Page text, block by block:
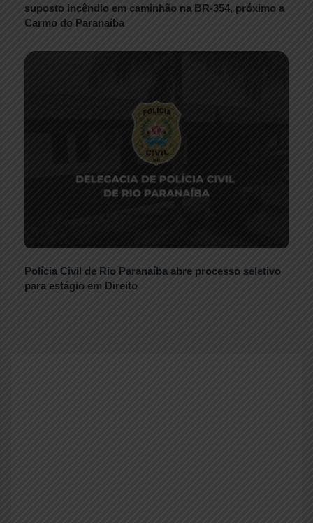
suposto incêndio em caminhão na BR-354, próximo a
Carmo do Paranaíba
Polícia Civil de Rio Paranaíba abre processo seletivo
para estágio em Direito